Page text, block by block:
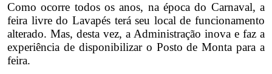
Como ocorre todos os anos, na época do Carnaval, a
feira livre do Lavapés terá seu local de funcionamento
alterado. Mas, desta vez, a Administração inova e faz a
experiência de disponibilizar o Posto de Monta para a
feira.